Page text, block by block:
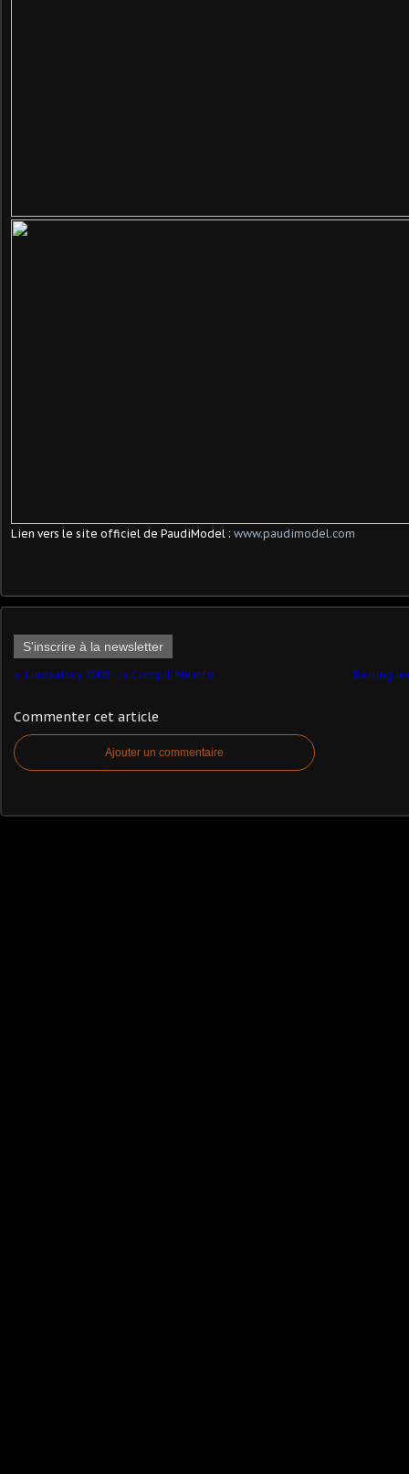
Lien vers le site officiel de PaudiModel : www.paudimodel.com
S'inscrire à la newsletter
Eurosatory 2008 : la Compil' Milinfo BeiJing
Commenter cet article
Ajouter un commentaire